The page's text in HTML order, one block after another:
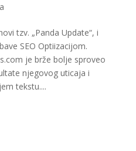
tzv. „Panda Update“, i
SEO Optiizacijom.
je brže bolje sproveo
njegovog uticaja i
tekstu....